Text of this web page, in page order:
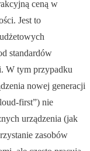
ceną w
Jest to
standardów
W tym przypadku
nowej generacji
first”) nie
urządzenia (jak
zasobów